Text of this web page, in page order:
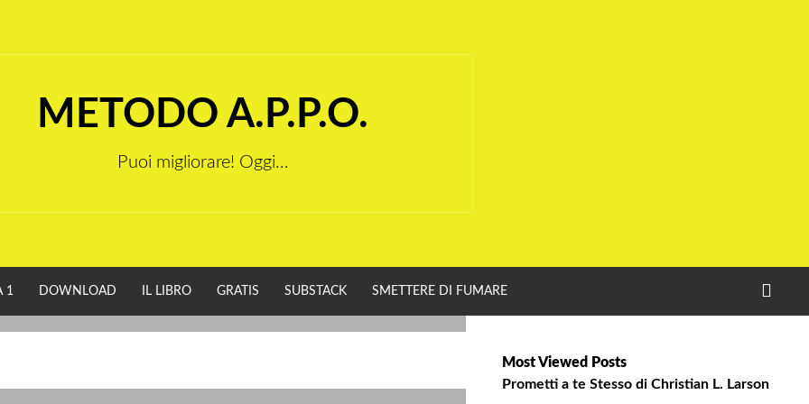
METODO A.P.P.O.
Puoi migliorare! Oggi…
1 DOWNLOAD IL LIBRO GRATIS SUBSTACK SMETTERE DI FUMARE
Most Viewed Posts
Prometti a te Stesso di Christian L. Larson